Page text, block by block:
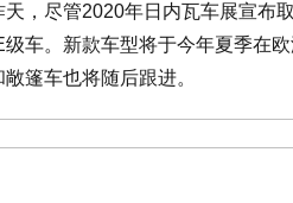
，尽管2020年日内瓦车展宣布
车。新款车型将于今年夏季在
篷车也将随后跟进。